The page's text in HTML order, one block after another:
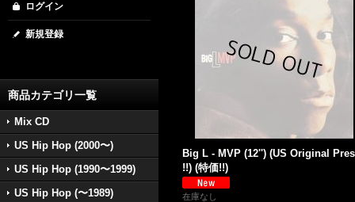
ログイン
新規登録
商品カテゴリ一覧
Mix CD
US Hip Hop (2000〜)
US Hip Hop (1990〜1999)
US Hip Hop (〜1989)
Big L - MVP (12'') (US Original
!!) (特価!!)
在庫なし